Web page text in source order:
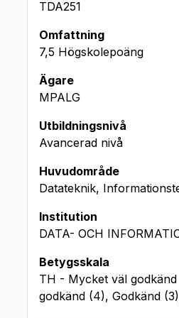
TDA251
Omfattning
7,5 Högskolepoäng
Ägare
MPALG
Utbildningsnivå
Avancerad nivå
Huvudområde
Datateknik,
Institution
DATA- OCH
Betygsskala
TH - Mycket väl godkänd
godkänd (4), Godkänd